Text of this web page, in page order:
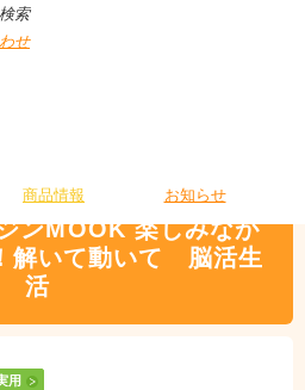
索
せ
商品情報 お知らせ
て 脳活生活
ンMOOK 楽しみなが
解いて動いて 脳活生
活
用